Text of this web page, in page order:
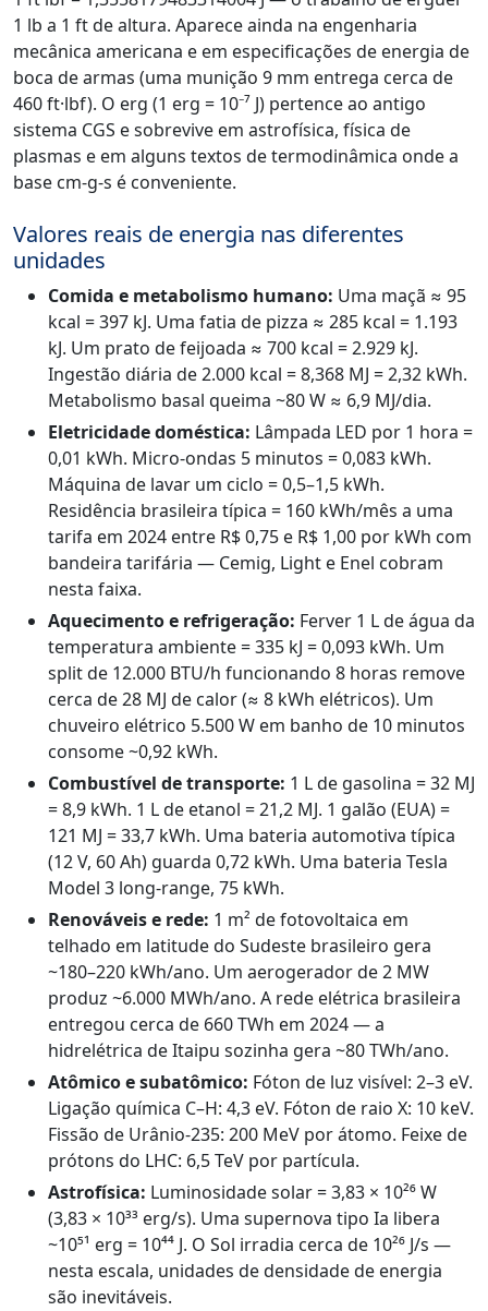
1 lb a 1 ft de altura. Aparece ainda na engenharia
mecânica americana e em especificações de energia de
boca de armas (uma munição 9 mm entrega cerca de
460 ft·lbf). O erg (1 erg = 10⁻⁷ J) pertence ao antigo
sistema CGS e sobrevive em astrofísica, física de
plasmas e em alguns textos de termodinâmica onde a
base cm-g-s é conveniente.
Valores reais de energia nas diferentes
unidades
Comida e metabolismo humano: Uma maçã ≈ 95
kcal = 397 kJ. Uma fatia de pizza ≈ 285 kcal = 1.193
kJ. Um prato de feijoada ≈ 700 kcal = 2.929 kJ.
Ingestão diária de 2.000 kcal = 8,368 MJ = 2,32 kWh.
Metabolismo basal queima ~80 W ≈ 6,9 MJ/dia.
Eletricidade doméstica: Lâmpada LED por 1 hora =
0,01 kWh. Micro-ondas 5 minutos = 0,083 kWh.
Máquina de lavar um ciclo = 0,5–1,5 kWh.
Residência brasileira típica = 160 kWh/mês a uma
tarifa em 2024 entre R$ 0,75 e R$ 1,00 por kWh com
bandeira tarifária — Cemig, Light e Enel cobram
nesta faixa.
Aquecimento e refrigeração: Ferver 1 L de água da
temperatura ambiente = 335 kJ = 0,093 kWh. Um
split de 12.000 BTU/h funcionando 8 horas remove
cerca de 28 MJ de calor (≈ 8 kWh elétricos). Um
chuveiro elétrico 5.500 W em banho de 10 minutos
consome ~0,92 kWh.
Combustível de transporte: 1 L de gasolina = 32 MJ
= 8,9 kWh. 1 L de etanol = 21,2 MJ. 1 galão (EUA) =
121 MJ = 33,7 kWh. Uma bateria automotiva típica
(12 V, 60 Ah) guarda 0,72 kWh. Uma bateria Tesla
Model 3 long-range, 75 kWh.
Renováveis e rede: 1 m² de fotovoltaica em
telhado em latitude do Sudeste brasileiro gera
~180–220 kWh/ano. Um aerogerador de 2 MW
produz ~6.000 MWh/ano. A rede elétrica brasileira
entregou cerca de 660 TWh em 2024 — a
hidrelétrica de Itaipu sozinha gera ~80 TWh/ano.
Atômico e subatômico: Fóton de luz visível: 2–3 eV.
Ligação química C–H: 4,3 eV. Fóton de raio X: 10 keV.
Fissão de Urânio-235: 200 MeV por átomo. Feixe de
prótons do LHC: 6,5 TeV por partícula.
Astrofísica: Luminosidade solar = 3,83 × 10²⁶ W
(3,83 × 10³³ erg/s). Uma supernova tipo Ia libera
~10⁵¹ erg = 10⁴⁴ J. O Sol irradia cerca de 10²⁶ J/s —
nesta escala, unidades de densidade de energia
são inevitáveis.